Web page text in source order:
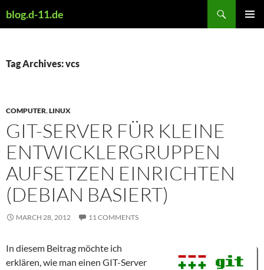
toblog.d-11.de
Tag Archives: vcs
COMPUTER,LINUX
GIT-SERVER FÜR KLEINE
ENTWICKLERGRUPPEN
AUFSETZEN EINRICHTEN
(DEBIAN BASIERT)
MARCH 28, 2012 11 COMMENTS
In diesem Beitrag möchte ich
erklären, wie man einen GIT-Server